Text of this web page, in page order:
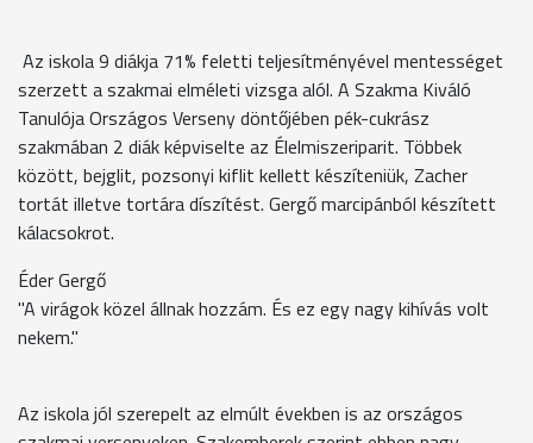
Az iskola 9 diákja 71% feletti teljesítményével mentességet
szerzett a szakmai elméleti vizsga alól. A Szakma Kiváló
Tanulója Országos Verseny döntőjében pék-cukrász
szakmában 2 diák képviselte az Élelmiszeriparit. Többek
között, bejglit, pozsonyi kiflit kellett készíteniük, Zacher
tortát illetve tortára díszítést. Gergő marcipánból készített
kálacsokrot.
Éder Gergő
"A virágok közel állnak hozzám. És ez egy nagy kihívás volt
nekem."
Az iskola jól szerepelt az elmúlt években is az országos